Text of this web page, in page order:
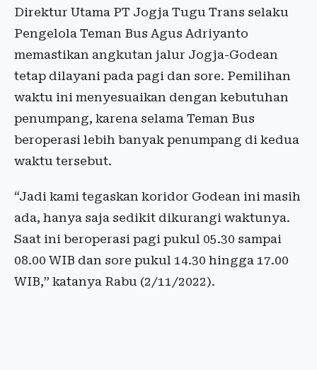
Direktur Utama PT Jogja Tugu Trans selaku
Pengelola Teman Bus Agus Adriyanto
memastikan angkutan jalur Jogja-Godean
tetap dilayani pada pagi dan sore. Pemilihan
waktu ini menyesuaikan dengan kebutuhan
penumpang, karena selama Teman Bus
beroperasi lebih banyak penumpang di kedua
waktu tersebut.
“Jadi kami tegaskan koridor Godean ini masih
ada, hanya saja sedikit dikurangi waktunya.
Saat ini beroperasi pagi pukul 05.30 sampai
08.00 WIB dan sore pukul 14.30 hingga 17.00
WIB,” katanya Rabu (2/11/2022).